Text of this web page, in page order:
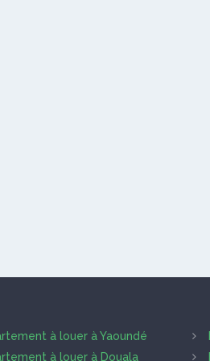
à louer à Yaoundé
à louer à Douala